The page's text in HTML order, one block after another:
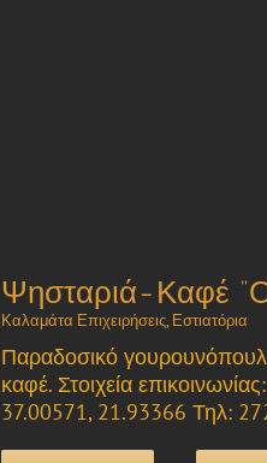
Ψησταριά-Καφέ “Ο
Καλαμάτα Επιχειρήσεις, Εστιατόρια
Παραδοσικό
καφέ. Στοιχεία
37.00571, 21.93366 Τηλ: